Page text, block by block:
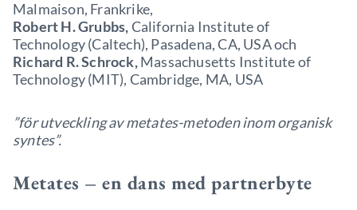
Malmaison, Frankrike,
Robert H. Grubbs,California Institute of
Technology (Caltech), Pasadena, CA, USA och
Richard R. Schrock,Massachusetts Institute of
Technology (MIT), Cambridge, MA, USA
”för utveckling av metates-metoden inom organisk
syntes”.
Metates – en dans med partnerbyte